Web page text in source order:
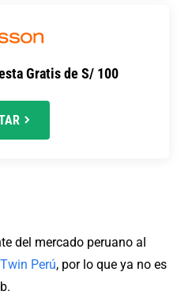
Gratis de S/ 100
del mercado peruano al
Twin Perú, por lo que ya no es